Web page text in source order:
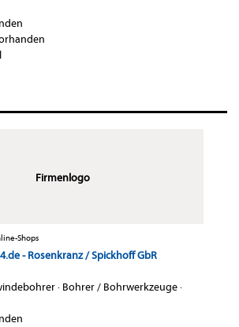
Firmenlogo
Shops
- Rosenkranz / Spickhoff GbR
· Bohrer / Bohrwerkzeuge·